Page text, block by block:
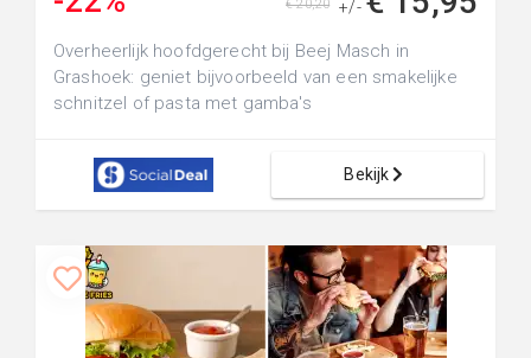
+/-
€ 20,20
Overheerlijk hoofdgerecht bij Beej Masch in
Grashoek: geniet bijvoorbeeld van een smakelijke
schnitzel of pasta met gamba's
Bekijk